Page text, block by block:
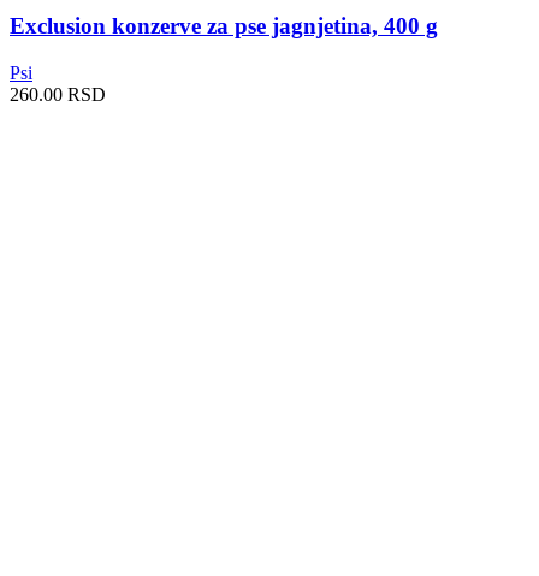
Exclusion konzerve za pse jagnjetina, 400 g
Psi
260.00 RSD